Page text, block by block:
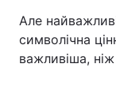
Але
символічна
важливіша,